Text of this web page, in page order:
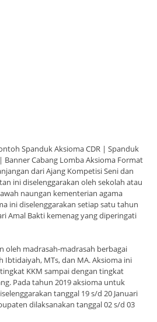
Spanduk Aksioma CDR | Spanduk
Banner Cabang Lomba Aksioma Format
dari Ajang Kompetisi Seni dan
ini diselenggarakan oleh sekolah atau
naungan kementerian agama
ini diselenggarakan setiap satu tahun
Amal Bakti kemenag yang diperingati
oleh madrasah-madrasah berbagai
Ibtidaiyah, MTs, dan MA. Aksioma ini
KKM sampai dengan tingkat
Pada tahun 2019 aksioma untuk
tanggal 19 s/d 20 Januari
dilaksanakan tanggal 02 s/d 03